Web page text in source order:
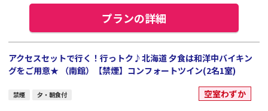
プランの詳細
アクセスセットで行く！行っトク♪北海道 夕食は和洋中バイキン
グをご用意★ （南館）【禁煙】コンフォートツイン(2名1室)
禁煙 夕・朝食付 空室わずか